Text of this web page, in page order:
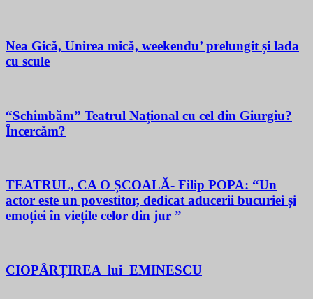
Nea Gică, Unirea mică, weekendu’ prelungit și lada
cu scule
“Schimbăm” Teatrul Național cu cel din Giurgiu?
Încercăm?
TEATRUL, CA O ȘCOALĂ- Filip POPA: “Un
actor este un povestitor, dedicat aducerii bucuriei și
emoției în viețile celor din jur ”
CIOPÂRȚIREA lui EMINESCU